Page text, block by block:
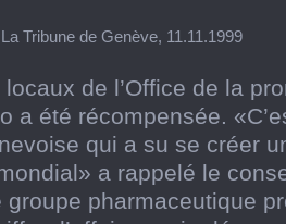
Tribune de Genève, 11.11.1999
locaux de l’Office de la
a été récompensée.
qui a su se créer
a rappelé le
groupe pharmaceutique